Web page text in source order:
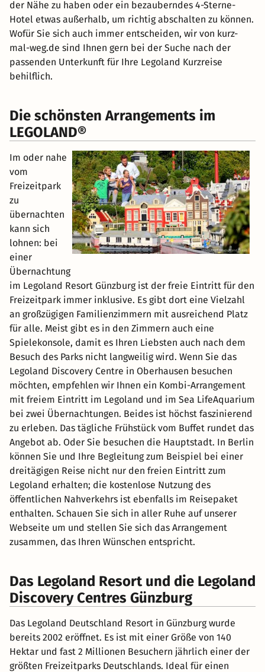
der Nähe zu haben oder ein bezauberndes 4-Sterne-
Hotel etwas außerhalb, um richtig abschalten zu können.
Wofür Sie sich auch immer entscheiden, wir von kurz-
mal-weg.de sind Ihnen gern bei der Suche nach der
passenden Unterkunft für Ihre Legoland Kurzreise
behilflich.
Die schönsten Arrangements im
LEGOLAND®
Im oder nahe
vom
Freizeitpark
zu
übernachten
kann sich
lohnen: bei
einer
Übernachtung
im Legoland Resort Günzburg ist der freie Eintritt für den
Freizeitpark immer inklusive. Es gibt dort eine Vielzahl
an großzügigen Familienzimmern mit ausreichend Platz
für alle. Meist gibt es in den Zimmern auch eine
Spielekonsole, damit es Ihren Liebsten auch nach dem
Besuch des Parks nicht langweilig wird. Wenn Sie das
Legoland Discovery Centre in Oberhausen besuchen
möchten, empfehlen wir Ihnen ein Kombi-Arrangement
mit freiem Eintritt im Legoland und im Sea LifeAquarium
bei zwei Übernachtungen. Beides ist höchst faszinierend
zu erleben. Das tägliche Frühstück vom Buffet rundet das
Angebot ab. Oder Sie besuchen die Hauptstadt. In Berlin
können Sie und Ihre Begleitung zum Beispiel bei einer
dreitägigen Reise nicht nur den freien Eintritt zum
Legoland erhalten; die kostenlose Nutzung des
öffentlichen Nahverkehrs ist ebenfalls im Reisepaket
enthalten. Schauen Sie sich in aller Ruhe auf unserer
Webseite um und stellen Sie sich das Arrangement
zusammen, das Ihren Wünschen entspricht.
Das Legoland Resort und die Legoland
Discovery Centres Günzburg
Das Legoland Deutschland Resort in Günzburg wurde
bereits 2002 eröffnet. Es ist mit einer Größe von 140
Hektar und fast 2 Millionen Besuchern jährlich einer der
größten Freizeitparks Deutschlands. Ideal für einen